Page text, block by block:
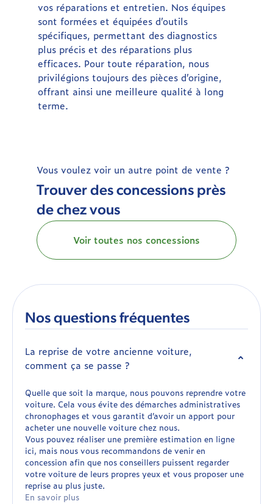
vos réparations et entretien. Nos équipes
sont formées et équipées d’outils
spécifiques, permettant des diagnostics
plus précis et des réparations plus
efficaces. Pour toute réparation, nous
privilégions toujours des pièces d’origine,
offrant ainsi une meilleure qualité à long
terme.
Vous voulez voir un autre point de vente ?
Trouver des concessions près
de chez vous
Voir toutes nos concessions
Nos questions fréquentes
La reprise de votre ancienne voiture,
comment ça se passe ?
Quelle que soit la marque, nous pouvons reprendre votre
voiture. Cela vous évite des démarches administratives
chronophages et vous garantit d’avoir un apport pour
acheter une nouvelle voiture chez nous.
Vous pouvez réaliser une première estimation en ligne
ici, mais nous vous recommandons de venir en
concession afin que nos conseillers puissent regarder
votre voiture de leurs propres yeux et vous proposer une
reprise au plus juste.
En savoir plus